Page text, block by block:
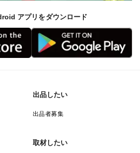
アプリをダウンロード
出品したい
出品者募集
取材したい